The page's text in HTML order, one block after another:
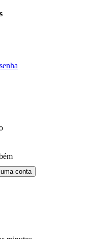
conta